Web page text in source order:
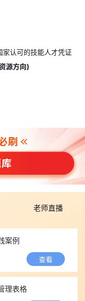
家认可的技能人才凭证
源方向)
落户等
在仍有效。
老师直播
案例
查看
理表格